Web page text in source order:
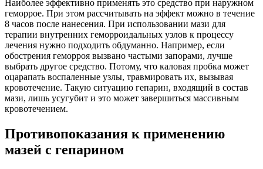
Наиболее эффективно применять это средство при наружном
геморрое. При этом рассчитывать на эффект можно в течение
8 часов после нанесения. При использовании мази для
терапии внутренних геморроидальных узлов к процессу
лечения нужно подходить обдуманно. Например, если
обострения геморроя вызвано частыми запорами, лучше
выбрать другое средство. Потому, что каловая пробка может
оцарапать воспаленные узлы, травмировать их, вызывая
кровотечение. Такую ситуацию гепарин, входящий в состав
мази, лишь усугубит и это может завершиться массивным
кровотечением.
Противопоказания к применению
мазей с гепарином